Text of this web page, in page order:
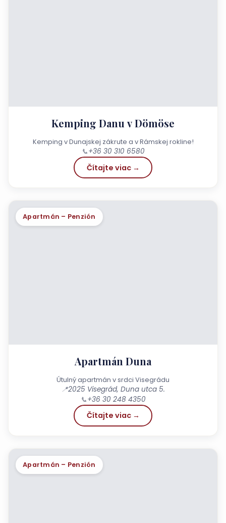
Kemping Danu v Dömöse
Kemping v Dunajskej zákrute a v Rámskej rokline!
📞+36 30 310 6580
Čítajte viac →
Apartmán – Penzión
Apartmán Duna
Útulný apartmán v srdci Visegrádu
📍2025 Visegrád, Duna utca 5.
📞+36 30 248 4350
Čítajte viac →
Apartmán – Penzión